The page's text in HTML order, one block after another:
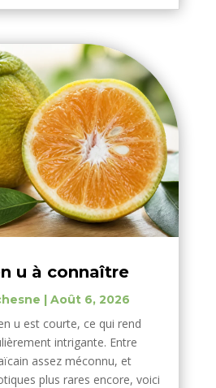
u à connaître
| Août 6, 2026
u est courte, ce qui rend
intrigante. Entre
assez méconnu, et
plus rares encore, voici